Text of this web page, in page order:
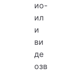
ио-
ил
и
ви
де
озв